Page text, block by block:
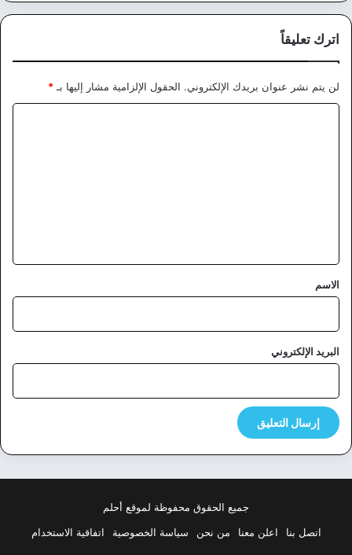
اترك تعليقاً
لن يتم نشر عنوان بريدك الإلكتروني. الحقول الإلزامية مشار إليها بـ *
*
الاسم
البريد الإلكتروني
جميع الحقوق محفوظة لموقع أحلم
اتصل بنا
اعلن معنا من نحن سياسة الخصوصية اتفاقية الاستخدام